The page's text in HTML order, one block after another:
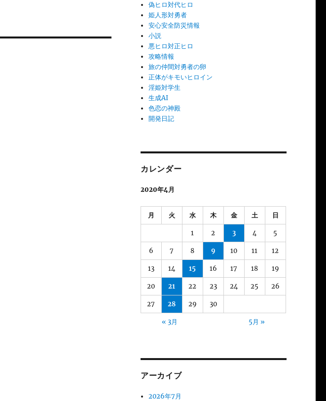
偽ヒロ対代ヒロ
姫人形対勇者
安心安全防災情報
小説
悪ヒロ対正ヒロ
攻略情報
旅の仲間対勇者の卵
正体がキモいヒロイン
淫姫対学生
生成AI
色恋の神殿
開発日記
カレンダー
2020年4月
月 火 水 木 金 土 日
1 2 3 4 5
6 7 8 9 10 11 12
13 14 15 16 17 18 19
20 21 22 23 24 25 26
27 28 29 30
« 3月 5月 »
アーカイブ
2026年7月